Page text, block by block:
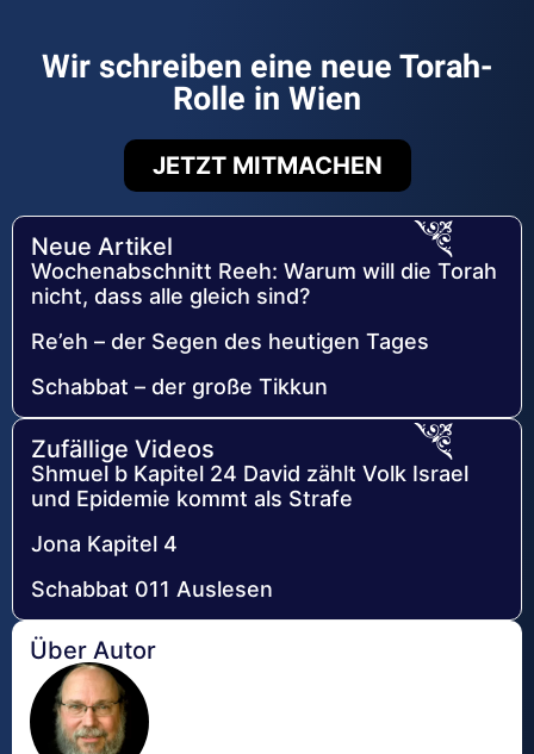
Wir schreiben eine neue Torah-
Rolle in Wien
JETZT MITMACHEN
Neue Artikel
Wochenabschnitt Reeh: Warum will die Torah
nicht, dass alle gleich sind?
Re’eh – der Segen des heutigen Tages
Schabbat – der große Tikkun
Zufällige Videos
Shmuel b Kapitel 24 David zählt Volk Israel
und Epidemie kommt als Strafe
Jona Kapitel 4
Schabbat 011 Auslesen
Über Autor